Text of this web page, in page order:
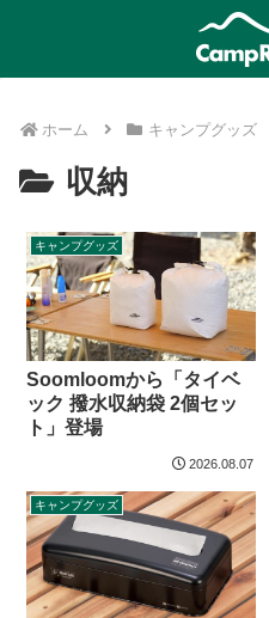
ホーム キャンプグッズ
収納
キャンプグッズ
Soomloomから「タイベ
ック 撥水収納袋 2個セッ
ト」登場
2026.08.07
キャンプグッズ